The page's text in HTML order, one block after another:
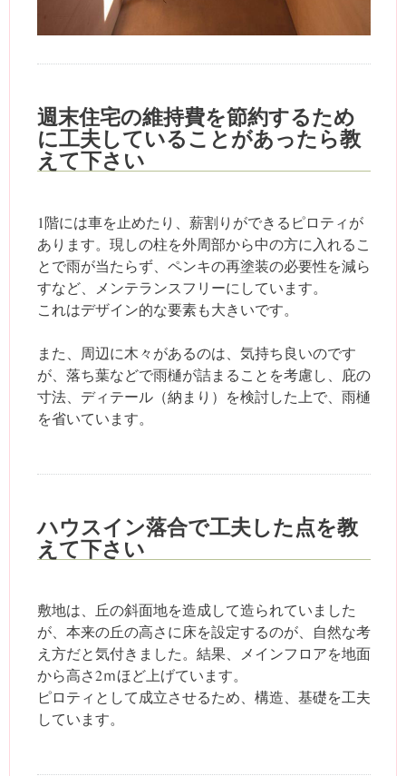
週末住宅の維持費を節約するため
に工夫していることがあったら教
えて下さい
1階には車を止めたり、薪割りができるピロティが
あります。現しの柱を外周部から中の方に入れるこ
とで雨が当たらず、ペンキの再塗装の必要性を減ら
すなど、メンテランスフリーにしています。
これはデザイン的な要素も大きいです。
また、周辺に木々があるのは、気持ち良いのです
が、落ち葉などで雨樋が詰まることを考慮し、庇の
寸法、ディテール（納まり）を検討した上で、雨樋
を省いています。
ハウスイン落合で工夫した点を教
えて下さい
敷地は、丘の斜面地を造成して造られていました
が、本来の丘の高さに床を設定するのが、自然な考
え方だと気付きました。結果、メインフロアを地面
から高さ2ｍほど上げています。
ピロティとして成立させるため、構造、基礎を工夫
しています。